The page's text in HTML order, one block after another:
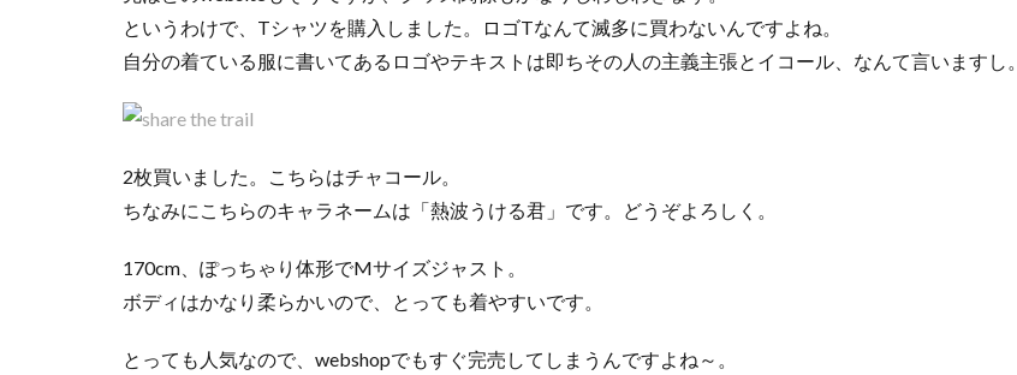
というわけで、Tシャツを購入しました。ロゴTなんて滅多に買わないんですよね。
自分の着ている服に書いてあるロゴやテキストは即ちその人の主義主張とイコール、なんて言いますし。
2枚買いました。こちらはチャコール。
ちなみにこちらのキャラネームは「熱波うける君」です。どうぞよろしく。
170cm、ぽっちゃり体形でMサイズジャスト。
ボディはかなり柔らかいので、とっても着やすいです。
とっても人気なので、webshopでもすぐ完売してしまうんですよね～。